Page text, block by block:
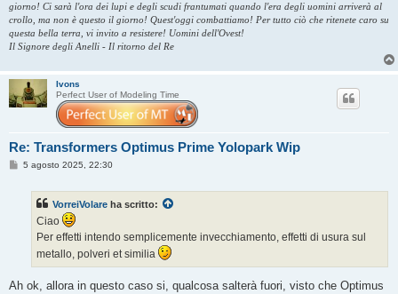
giorno! Ci sarà l'ora dei lupi e degli scudi frantumati quando l'era degli uomini arriverà al
crollo, ma non è questo il giorno! Quest'oggi combattiamo! Per tutto ciò che ritenete caro su
questa bella terra, vi invito a resistere! Uomini dell'Ovest!
Il Signore degli Anelli - Il ritorno del Re
Ivons
Perfect User of Modeling Time
Re: Transformers Optimus Prime Yolopark Wip
M5 agosto 2025, 22:30
VorreiVolare ha scritto:
Ciao
Per effetti intendo semplicemente invecchiamento, effetti di usura sul
metallo, polveri et similia
Ah ok, allora in questo caso si, qualcosa salterà fuori, visto che Optimus